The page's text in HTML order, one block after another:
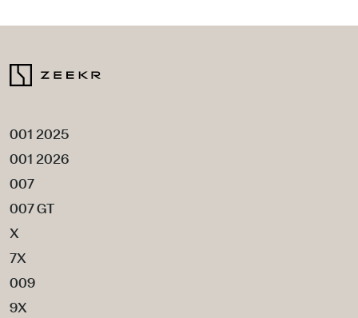
001 2025
001 2026
007
007 GT
X
7X
009
9X